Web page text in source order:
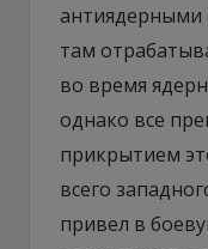
антиядерными
там
во время
однако все
прикрытием
всего
привел в